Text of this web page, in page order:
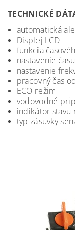
TECHNICKÉ
automatická
Displej LCD
funkcia
nastavenie
nastavenie
pracovný čas
ECO režim
vodovodné
indikátor stavu
typ zásuvky